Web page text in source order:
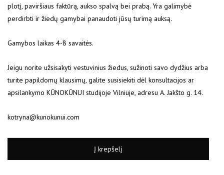
plotį, paviršiaus faktūrą, aukso spalvą bei prabą. Yra galimybė
perdirbti ir žiedų gamybai panaudoti jūsų turimą auksą.
Gamybos laikas 4-8 savaitės.
Jeigu norite užsisakyti vestuvinius žiedus, sužinoti savo dydžius arba
turite papildomų klausimų, galite susisiekiti dėl konsultacijos ar
apsilankymo KŪNOKŪNUI studijoje Vilniuje, adresu A. Jakšto g. 14.
kotryna@kunokunui.com
Į krepšelį